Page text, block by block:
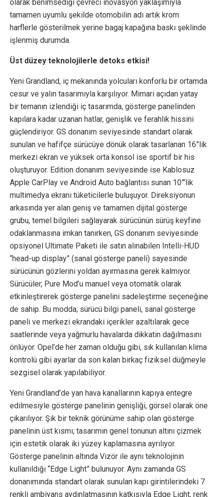
olarak benimsediği çevreci inovasyon yaklaşımıyla
tamamen uyumlu şekilde otomobilin adı artık krom
harflerle gösterilmek yerine bagaj kapağına baskı şeklinde
işlenmiş durumda.
Üst düzey teknolojilerle detoks etkisi!
Yeni Grandland, iç mekanında yolcuları konforlu bir ortamda
cesur ve yalın tasarımıyla karşılıyor. Mimari açıdan yatay
bir temanın izlendiği iç tasarımda, gösterge panelinden
kapılara kadar uzanan hatlar, genişlik ve ferahlık hissini
güçlendiriyor. GS donanım seviyesinde standart olarak
sunulan ve hafifçe sürücüye dönük olarak tasarlanan 16”lik
merkezi ekran ve yüksek orta konsol ise sportif bir his
oluşturuyor. Edition donanım seviyesinde ise Kablosuz
Apple CarPlay ve Android Auto bağlantısı sunan 10”’lik
multimedya ekranı tüketicilerle buluşuyor. Direksiyonun
arkasında yer alan geniş ve tamamen dijital gösterge
grubu, temel bilgileri sağlayarak sürücünün sürüş keyfine
odaklanmasına imkan tanırken, GS donanım seviyesinde
opsiyonel Ultimate Paketi ile satın alınabilen Intelli-HUD
“head-up display” (sanal gösterge paneli) sayesinde
sürücünün gözlerini yoldan ayırmasına gerek kalmıyor.
Sürücüler, Pure Mod’u manuel veya otomatik olarak
etkinleştirerek gösterge panelini sadeleştirme seçeneğine
de sahip. Bu modda; sürücü bilgi paneli, sanal gösterge
paneli ve merkezi ekrandaki içerikler azaltılarak gece
saatlerinde veya yağmurlu havalarda dikkatin dağılmasını
önlüyor. Opel’de her zaman olduğu gibi, sık kullanılan klima
kontrolü gibi ayarlar da son kalan birkaç fiziksel düğmeyle
sezgisel olarak yapılabiliyor.
Yeni Grandland’de yan hava kanallarının kapıya entegre
edilmesiyle gösterge panelinin genişliği, görsel olarak öne
çıkarılıyor. Şık bir teknik görünüme sahip olan gösterge
panelinin üst kısmı; tasarımın genel tonunun altını çizmek
için estetik olarak iki yüzey kaplamasına ayrılıyor.
Gösterge panelinin altında Vizör ile aynı teknolojinin
kullanıldığı “Edge Light” bulunuyor. Aynı zamanda GS
donanımında standart olarak sunulan kapı girintilerindeki 7
renkli ambiyans aydınlatmasının katkısıyla Edge Light, renk